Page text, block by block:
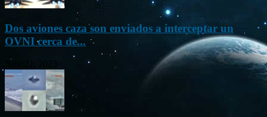
Dos aviones caza son enviados a interceptar un
OVNI cerca de...